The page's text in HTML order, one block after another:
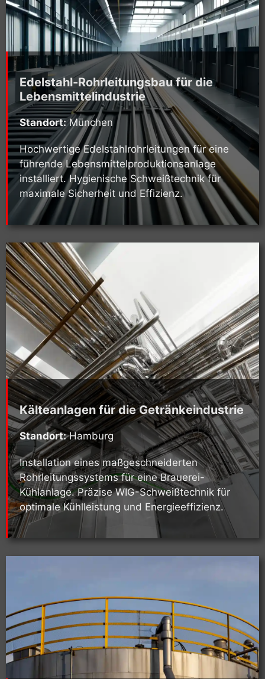
Edelstahl-Rohrleitungsbau für die
Lebensmittelindustrie
Standort:München
Hochwertige Edelstahlrohrleitungen für eine
führende Lebensmittelproduktionsanlage
installiert. Hygienische Schweißtechnik für
maximale Sicherheit und Effizienz.
Kälteanlagen für die Getränkeindustrie
Standort:Hamburg
Installation eines maßgeschneiderten
Rohrleitungssystems für eine Brauerei-
Kühlanlage. Präzise WIG-Schweißtechnik für
optimale Kühlleistung und Energieeffizienz.